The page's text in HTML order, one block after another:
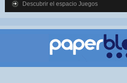
Descubrir el espacio Juegos